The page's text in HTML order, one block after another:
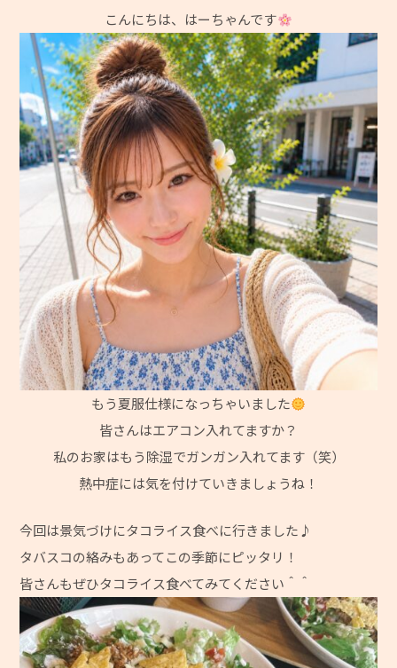
こんにちは、はーちゃんです
もう夏服仕様になっちゃいました
皆さんはエアコン入れてますか？
私のお家はもう除湿でガンガン入れてます（笑）
熱中症には気を付けていきましょうね！
今回は景気づけにタコライス食べに行きました♪
タバスコの絡みもあってこの季節にピッタリ！
皆さんもぜひタコライス食べてみてください＾＾